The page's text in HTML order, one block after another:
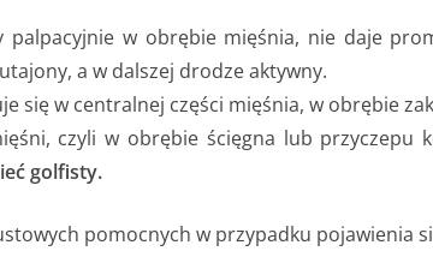
w obrębie mięśnia, nie daje
a w dalszej drodze aktywny.
się w centralnej części mięśnia, w obrębie
czyli w obrębie ścięgna lub przyczepu
golfisty.
pomocnych w przypadku pojawienia